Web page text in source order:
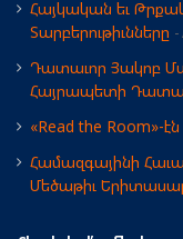
Հայկական եւ
Տարբերութիւնները
Դատաւոր Յակոբ
Հայրապետի
«Read the Room»-
Համազգայինի
Մեծաթիւ